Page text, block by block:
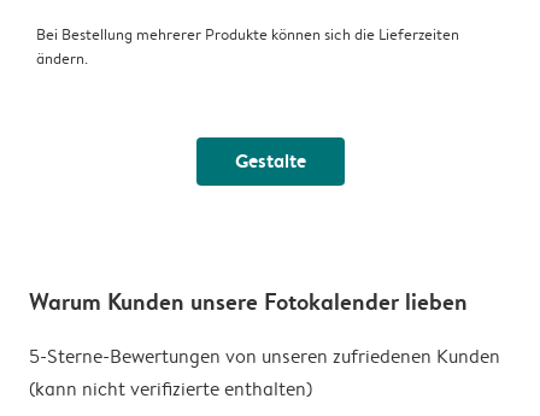
Bei Bestellung mehrerer Produkte können sich die Lieferzeiten
ändern.
Gestalte
Warum Kunden unsere Fotokalender lieben
5-Sterne-Bewertungen von unseren zufriedenen Kunden
(kann nicht verifizierte enthalten)